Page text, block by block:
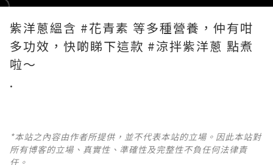
紫洋蔥縕含 #花青素 等多種營養，仲有咁
多功效，快啲睇下這款 #涼拌紫洋蔥 點煮
啦～
*本站之內容由作者所提供，並不代表本站的立場。因此本站對
所有博客的立場、真實性、準確性及完整性不負任何法律責
任。